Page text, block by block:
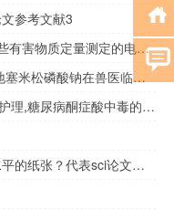
参考文献3
40000字硕士毕业论文环境食品中某些有害物质定量测定的电分析化学及其计量学
1743字职称论文畜牧兽医论文题目:地塞米松磷酸钠在兽医临床中的应用
糖尿病酮症酸中毒患者的临床治疗与护理,糖尿病酮症酸中毒的主要护理措施
论文写作造纸投资中心:如何投资高水平的纸张？代表sci论文发表sci论文的几点建议